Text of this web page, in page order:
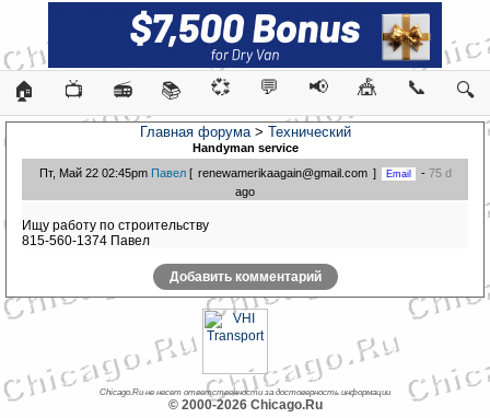
🏠 📺 📻 📚 💞 💬 📢 🎪 📞 🔍
Главная форума> Технический
Handyman service
Пт, Май 22 02:45pm Павел[ renewamerikaagain@gmail.com ] - 75 d
ago
Ищу работу по строительству
815-560-1374 Павел
Добавить комментарий
Chicago.Ru не несет ответственности за достоверность информации
© 2000-2026 Chicago.Ru